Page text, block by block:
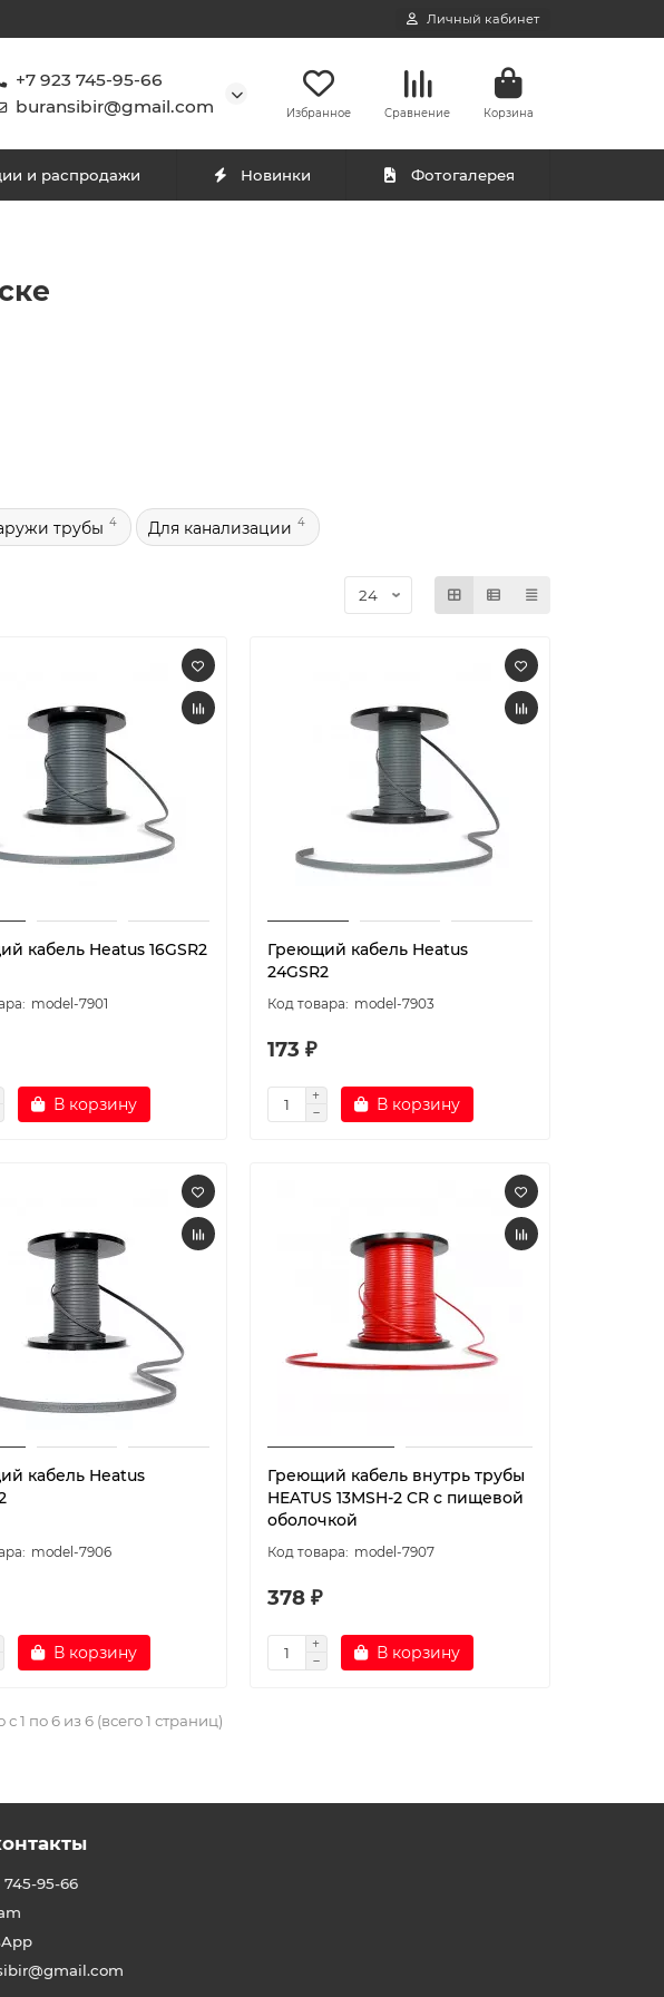
Личный кабинет
+7 923 745-95-66
buransibir@gmail.com
Избранное Сравнение Корзина
и распродажи Новинки Фотогалерея
трубы 4 Для канализации 4
кабель Heatus 16GSR2
model-7901
В корзину
Греющий кабель Heatus
24GSR2
model-7903
173 ₽
В корзину
кабель Heatus
model-7906
В корзину
Греющий кабель внутрь трубы
HEATUS 13MSH-2 CR с пищевой
оболочкой
model-7907
378 ₽
В корзину
1 по 6 из 6 (всего 1 страниц)
745-95-66